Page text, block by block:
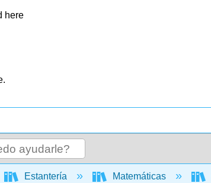
here
jerarquía global
Estantería Matemáticas